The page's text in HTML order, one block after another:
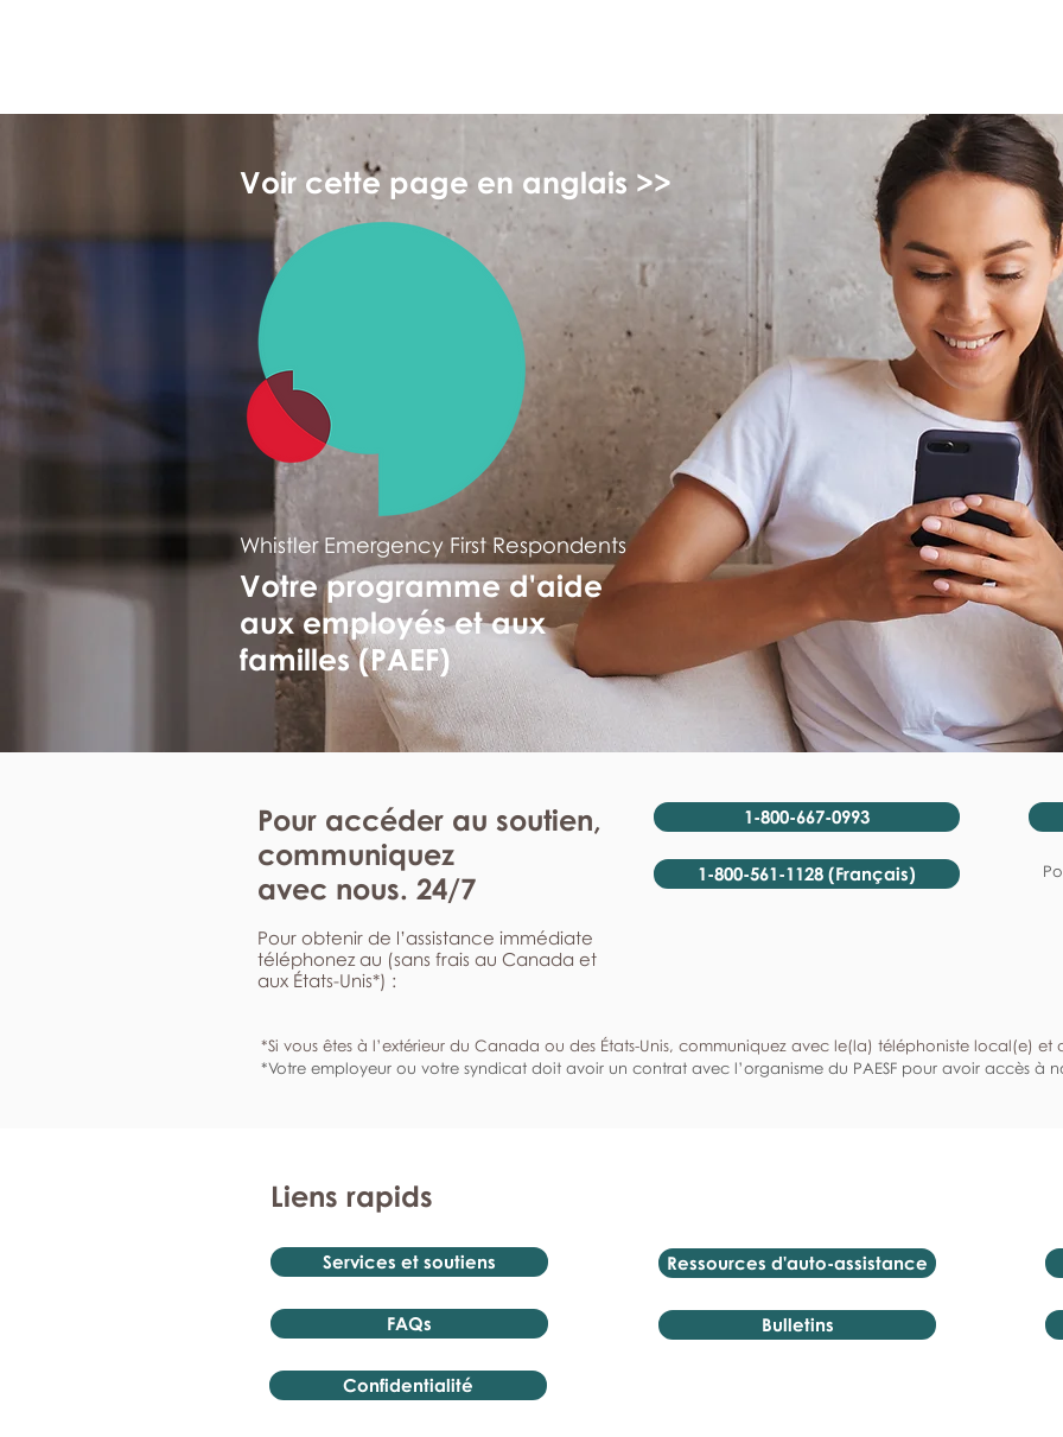
Voir cette page en anglais >>
Whistler Emergency First Respondents
Votre programme d'aide
aux employés et aux
familles (PAEF)
Pour accéder au soutien,
communiquez
avec nous. 24/7
Pour obtenir de l’assistance immédiate
téléphonez au (sans frais au Canada et
aux États-Unis*) :
1-800-667-0993
1-800-561-1128 (Français)
*Si vous êtes à l’extérieur du Canada ou des États-Unis, communiquez avec le(la) téléphoniste local(e) et
*Votre employeur ou votre syndicat doit avoir un contrat avec l’organisme du PAESF pour avoir accès à
Liens rapids
Services et soutiens
FAQs
Confidentialité
Ressources d'auto-assistance
Bulletins